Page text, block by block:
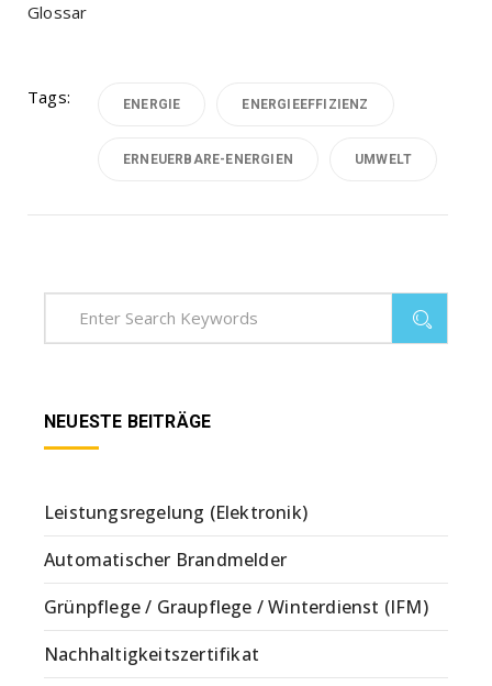
Glossar
Tags: ENERGIE ENERGIEEFFIZIENZ
ERNEUERBARE-ENERGIEN UMWELT
NEUESTE BEITRÄGE
Leistungsregelung (Elektronik)
Automatischer Brandmelder
Grünpflege / Graupflege / Winterdienst (IFM)
Nachhaltigkeitszertifikat